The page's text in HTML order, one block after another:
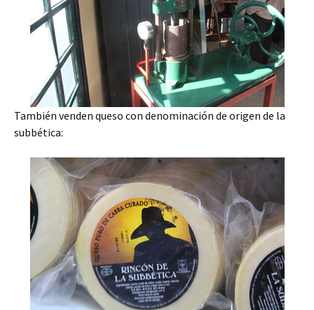
También venden queso con denominación de origen de la
subbética: